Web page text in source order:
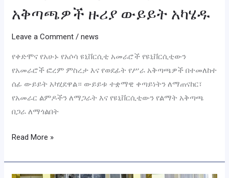
አቅጣጫዎች ዙሪያ ውይይት አካሄዱ
Leave a Comment /news
የቀድሞና የአሁኑ የአሶሳ ዩኒቨርሲቲ አመራሮች የዩኒቨርሲቲውን
የአመራሮች ፎረም ምስረታ እና የወደፊት የሥራ አቅጣጫዎች በተመለከተ
ሰፊ ውይይት አካሂደዋል። ውይይቱ ተቋማዊ ቀጣይነትን ለማጠናከር፣
የአመራር ልምዶችን ለማጋራት እና የዩኒቨርሲቲውን የልማት አቅጣጫ
በጋራ ለማጎልበት
Read More »